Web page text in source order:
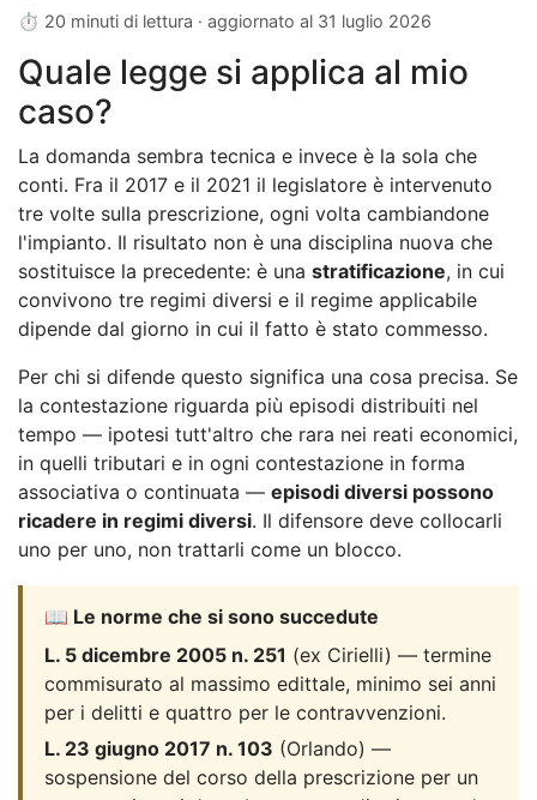
⏱ 20 minuti di lettura · aggiornato al 31 luglio 2026
Quale legge si applica al mio
caso?
La domanda sembra tecnica e invece è la sola che
conti. Fra il 2017 e il 2021 il legislatore è intervenuto
tre volte sulla prescrizione, ogni volta cambiandone
l'impianto. Il risultato non è una disciplina nuova che
sostituisce la precedente: è una stratificazione, in cui
convivono tre regimi diversi e il regime applicabile
dipende dal giorno in cui il fatto è stato commesso.
Per chi si difende questo significa una cosa precisa. Se
la contestazione riguarda più episodi distribuiti nel
tempo — ipotesi tutt'altro che rara nei reati economici,
in quelli tributari e in ogni contestazione in forma
associativa o continuata — episodi diversi possono
ricadere in regimi diversi. Il difensore deve collocarli
uno per uno, non trattarli come un blocco.
📖 Le norme che si sono succedute
L. 5 dicembre 2005 n. 251 (ex Cirielli) — termine
commisurato al massimo edittale, minimo sei anni
per i delitti e quattro per le contravvenzioni.
L. 23 giugno 2017 n. 103 (Orlando) —
sospensione del corso della prescrizione per un